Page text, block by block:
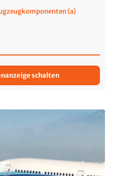
(a)
schalten